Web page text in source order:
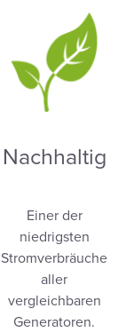
Nachhaltig
Einer der
niedrigsten
Stromverbräuche
aller
vergleichbaren
Generatoren.